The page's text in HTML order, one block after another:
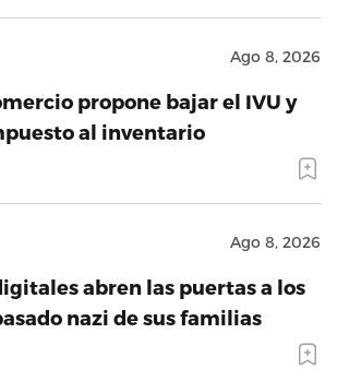
Ago 8, 2026
propone bajar el IVU y
al inventario
Ago 8, 2026
abren las puertas a los
nazi de sus familias